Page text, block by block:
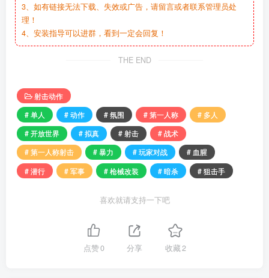
3、如有链接无法下载、失效或广告，请留言或者联系管理员处
理！
4、安装指导可以进群，看到一定会回复！
THE END
射击动作
# 单人
# 动作 # 氛围 # 第一人称
# 多人
# 开放世界
# 拟真 # 射击
# 战术
# 第一人称射击
# 暴力 # 玩家对战
# 血腥
# 潜行
# 军事 # 枪械改装 # 暗杀 # 狙击手
喜欢就请支持一下吧
点赞0 分享 收藏2